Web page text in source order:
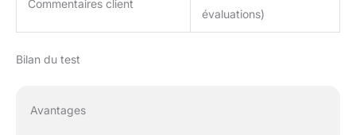
Commentaires client
évaluations)
Bilan du test
Avantages